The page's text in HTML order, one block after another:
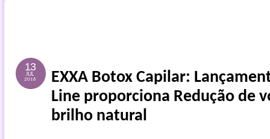
13
JUL
2016
EXXA Botox Capilar:
Line proporciona Redução de
brilho natural